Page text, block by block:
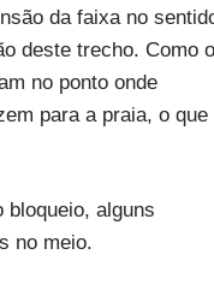
da faixa no
deste trecho. Como o
no ponto onde
para a praia, o que
alguns
no meio.